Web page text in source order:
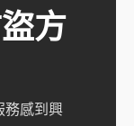
方
務感到興